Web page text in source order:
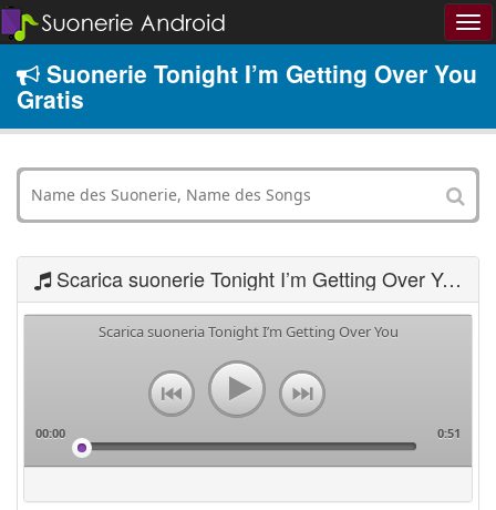
Suonerie Tonight I’m Getting Over You
Gratis
Scarica suonerie Tonight I’m Getting Over You
Scarica suoneria Tonight I’m Getting Over You
00:00 0:51